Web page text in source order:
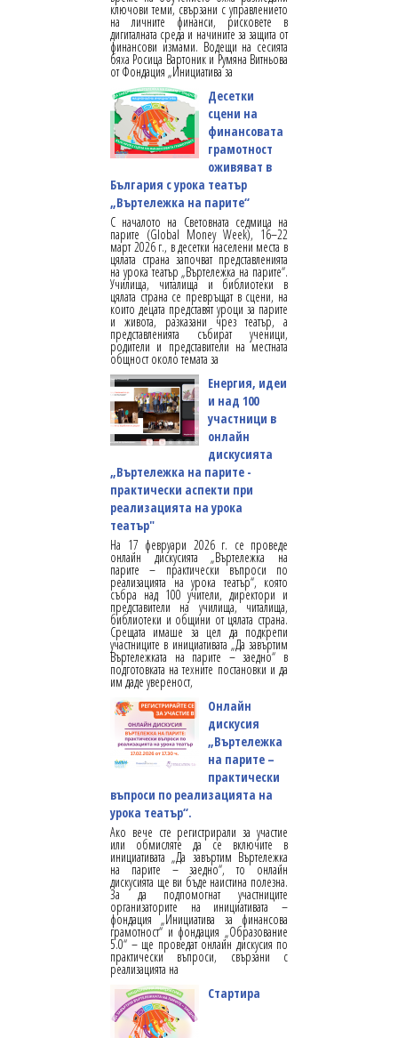
ключови теми, свързани с управлението
на личните финанси, рисковете в
дигиталната среда и начините за защита от
финансови измами. Водещи на сесията
бяха Росица Вартоник и Румяна Витньова
от Фондация „Инициатива за
Десетки
сцени на
финансовата
грамотност
оживяват в
България с урока театър
„Въртележка на парите“
С началото на Световната седмица на
парите (Global Money Week), 16–22
март 2026 г., в десетки населени места в
цялата страна започват представленията
на урока театър „Въртележка на парите“.
Училища, читалища и библиотеки в
цялата страна се превръщат в сцени, на
които децата представят уроци за парите
и живота, разказани чрез театър, а
представленията събират ученици,
родители и представители на местната
общност около темата за
Енергия, идеи
и над 100
участници в
онлайн
дискусията
„Въртележка на парите -
практически аспекти при
реализацията на урока
театър"
На 17 февруари 2026 г. се проведе
онлайн дискусията „Въртележка на
парите – практически въпроси по
реализацията на урока театър“, която
събра над 100 учители, директори и
представители на училища, читалища,
библиотеки и общини от цялата страна.
Срещата имаше за цел да подкрепи
участниците в инициативата „Да завъртим
Въртележката на парите – заедно“ в
подготовката на техните постановки и да
им даде увереност,
Онлайн
дискусия
„Въртележка
на парите –
практически
въпроси по реализацията на
урока театър“.
Ако вече сте регистрирали за участие
или обмисляте да се включите в
инициативата „Да завъртим Въртележка
на парите – заедно“, то онлайн
дискусията ще ви бъде наистина полезна.
За да подпомогнат участниците
организаторите на инициативата –
фондация „Инициатива за финансова
грамотност“ и фондация „Образование
5.0“ – ще проведат онлайн дискусия по
практически въпроси, свързани с
реализацията на
Стартира